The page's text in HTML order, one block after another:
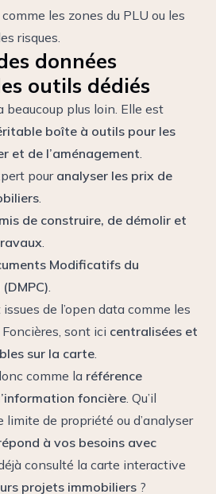
comme les zones du PLU ou les
risques.
données
outils dédiés
beaucoup plus loin. Elle est
boîte à outils pour les
et de l’aménagement.
pour analyser les prix de
.
de construire, de démolir et
.
Modificatifs du
.
de l’open data comme les
, sont ici centralisées et
sur la carte.
comme la référence
foncière. Qu’il
limite de propriété ou d’analyser
à vos besoins avec
consulté la carte interactive
projets immobiliers ?